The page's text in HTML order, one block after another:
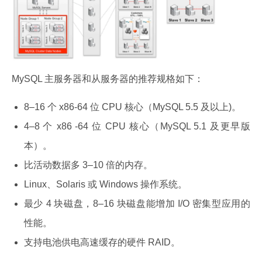
MySQL 主服务器和从服务器的推荐规格如下：
8–16 个 x86-64 位 CPU 核心（MySQL 5.5 及以上)。
4–8 个 x86 -64 位 CPU 核心（MySQL 5.1 及更早版
本）。
比活动数据多 3–10 倍的内存。
Linux、Solaris 或 Windows 操作系统。
最少 4 块磁盘，8–16 块磁盘能增加 I/O 密集型应用的
性能。
支持电池供电高速缓存的硬件 RAID。